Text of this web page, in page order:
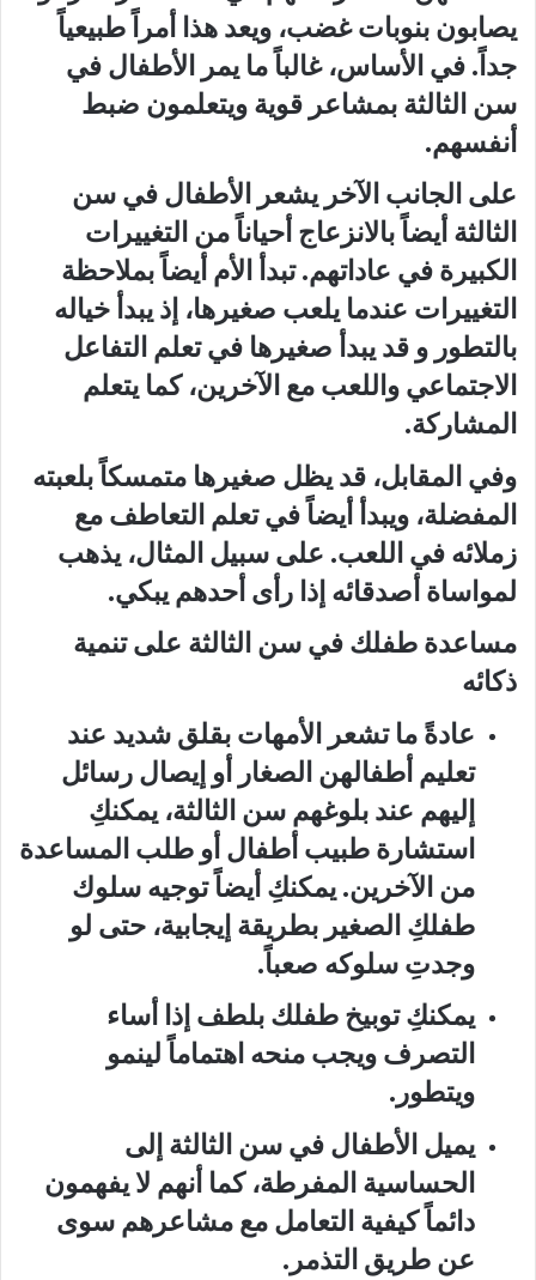
يصابون بنوبات غضب، ويعد هذا أمراً طبيعياً
جداً. في الأساس، غالباً ما يمر الأطفال في
سن الثالثة بمشاعر قوية ويتعلمون ضبط
أنفسهم.
على الجانب الآخر يشعر الأطفال في سن
الثالثة أيضاً بالانزعاج أحياناً من التغييرات
الكبيرة في عاداتهم. تبدأ الأم أيضاً بملاحظة
التغييرات عندما يلعب صغيرها، إذ يبدأ خياله
بالتطور و قد يبدأ صغيرها في تعلم التفاعل
الاجتماعي واللعب مع الآخرين، كما يتعلم
المشاركة.
وفي المقابل، قد يظل صغيرها متمسكاً بلعبته
المفضلة، ويبدأ أيضاً في تعلم التعاطف مع
زملائه في اللعب. على سبيل المثال، يذهب
لمواساة أصدقائه إذا رأى أحدهم يبكي.
مساعدة طفلك في سن الثالثة على تنمية
ذكائه
عادةً ما تشعر الأمهات بقلق شديد عند
تعليم أطفالهن الصغار أو إيصال رسائل
إليهم عند بلوغهم سن الثالثة، يمكنكِ
استشارة طبيب أطفال أو طلب المساعدة
من الآخرين. يمكنكِ أيضاً توجيه سلوك
طفلكِ الصغير بطريقة إيجابية، حتى لو
وجدتِ سلوكه صعباً.
يمكنكِ توبيخ طفلك بلطف إذا أساء
التصرف ويجب منحه اهتماماً لينمو
ويتطور.
يميل الأطفال في سن الثالثة إلى
الحساسية المفرطة، كما أنهم لا يفهمون
دائماً كيفية التعامل مع مشاعرهم سوى
عن طريق التذمر.